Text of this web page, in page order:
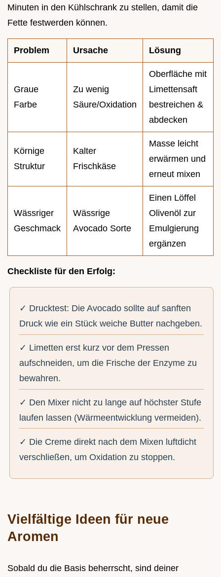
Minuten in den Kühlschrank zu stellen, damit die
Fette festwerden können.
Problem Ursache Lösung
Graue
Farbe
Zu wenig
Säure/Oxidation
Oberfläche mit
Limettensaft
bestreichen &
abdecken
Körnige
Struktur
Kalter
Frischkäse
Masse leicht
erwärmen und
erneut mixen
Wässriger
Geschmack
Wässrige
Avocado Sorte
Einen Löffel
Olivenöl zur
Emulgierung
ergänzen
Checkliste für den Erfolg:
✓ Drucktest: Die Avocado sollte auf sanften
Druck wie ein Stück weiche Butter nachgeben.
✓ Limetten erst kurz vor dem Pressen
aufschneiden, um die Frische der Enzyme zu
bewahren.
✓ Den Mixer nicht zu lange auf höchster Stufe
laufen lassen (Wärmeentwicklung vermeiden).
✓ Die Creme direkt nach dem Mixen luftdicht
verschließen, um Oxidation zu stoppen.
Vielfältige Ideen für neue
Aromen
Sobald du die Basis beherrscht, sind deiner